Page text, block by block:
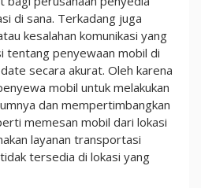
di sana. Terkadang juga
kesalahan komunikasi yang
tentang penyewaan mobil di
secara akurat. Oleh karena
mobil untuk melakukan
dan mempertimbangkan
memesan mobil dari lokasi
layanan transportasi
tersedia di lokasi yang